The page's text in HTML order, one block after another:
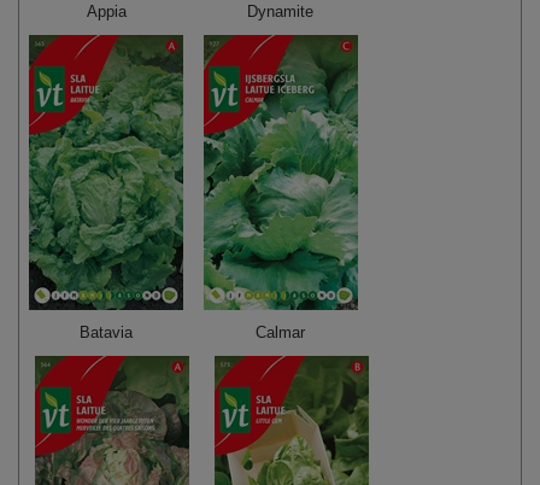
Appia Dynamite
Batavia Calmar